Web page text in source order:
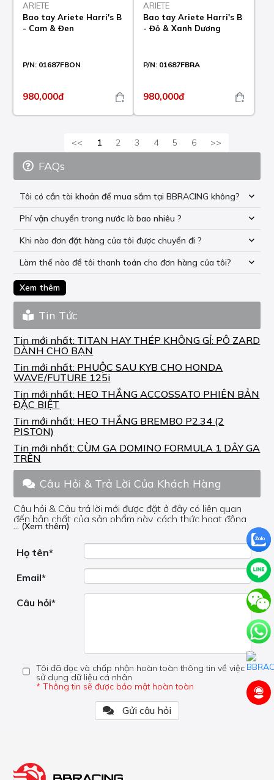
ARIETE
Bao tay Ariete Harri's B
- Cam & Đen
P/N: 01687FBON
980,000đ
ARIETE
Bao tay Ariete Harri's B
- Đỏ & Xanh Dương
P/N: 01687FBRA
980,000đ
<< 1 2 3 4 5 6 >>
FAQs
Tôi có cần tài khoản để mua sắm tại BBRACING không?
Phí vận chuyển trong nước là bao nhiêu ?
Khi nào đơn đặt hàng của tôi được chuyển đi ?
Làm thế nào để tôi thanh toán cho đơn hàng của tôi?
Xem thêm
Tin Tức
Tin mới nhất: TITAN HAY THÉP KHÔNG GỈ: PÔ ZARD
DÀNH CHO BẠN
Tin mới nhất: PHUỘC SAU KYB CHO HONDA
WAVE/FUTURE 125i
Tin mới nhất: HEO THẮNG ACCOSSATO PHIÊN BẢN
ĐẶC BIỆT
Tin mới nhất: HEO THẮNG BREMBO P2.34 (2
PISTON)
Tin mới nhất:CÙM GA DOMINO FORMULA 1 DÂY GA
TRÊN
Câu Hỏi & Trả Lời Của Khách Hàng
Câu hỏi & Câu trả lời mới được đặt ở đây có liên quan
đến bản chất của sản phẩm này, cách thức hoạt động,
nơi hoạt động, liệu nó có hữu ích không, v.v.
Nếu bạn cần trợ giúp về phần khác, vui lòng không đặt
câu hỏi của bạn ở đây mà bên trong trang đó.
... (Xem thêm)
Họ tên*
Email*
Câu hỏi*
Tôi đã đọc và chấp nhận hoàn toàn thông tin về việc
sử dụng dữ liệu cá nhân
* Thông tin sẽ được bảo mật hoàn toàn
Gửi câu hỏi